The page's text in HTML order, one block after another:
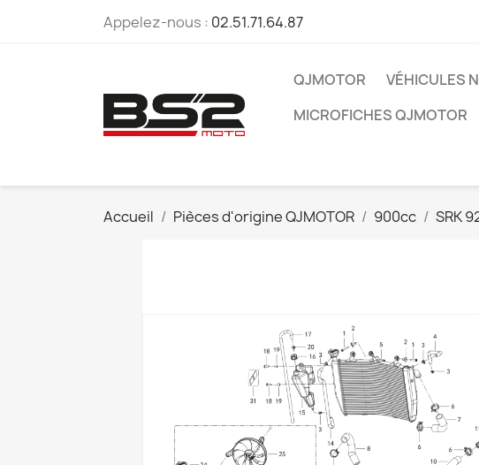
Appelez-nous : 02.51.71.64.87
QJMOTOR VÉHICULES
MICROFICHES QJMOTOR
Accueil Pièces d'origine QJMOTOR 900cc SRK